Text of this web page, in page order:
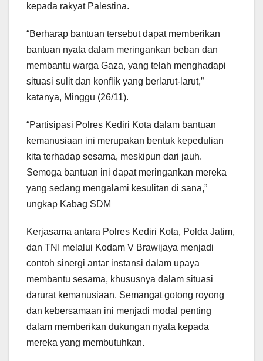
kepada rakyat Palestina.
“Berharap bantuan tersebut dapat memberikan
bantuan nyata dalam meringankan beban dan
membantu warga Gaza, yang telah menghadapi
situasi sulit dan konflik yang berlarut-larut,”
katanya, Minggu (26/11).
“Partisipasi Polres Kediri Kota dalam bantuan
kemanusiaan ini merupakan bentuk kepedulian
kita terhadap sesama, meskipun dari jauh.
Semoga bantuan ini dapat meringankan mereka
yang sedang mengalami kesulitan di sana,”
ungkap Kabag SDM
Kerjasama antara Polres Kediri Kota, Polda Jatim,
dan TNI melalui Kodam V Brawijaya menjadi
contoh sinergi antar instansi dalam upaya
membantu sesama, khususnya dalam situasi
darurat kemanusiaan. Semangat gotong royong
dan kebersamaan ini menjadi modal penting
dalam memberikan dukungan nyata kepada
mereka yang membutuhkan.